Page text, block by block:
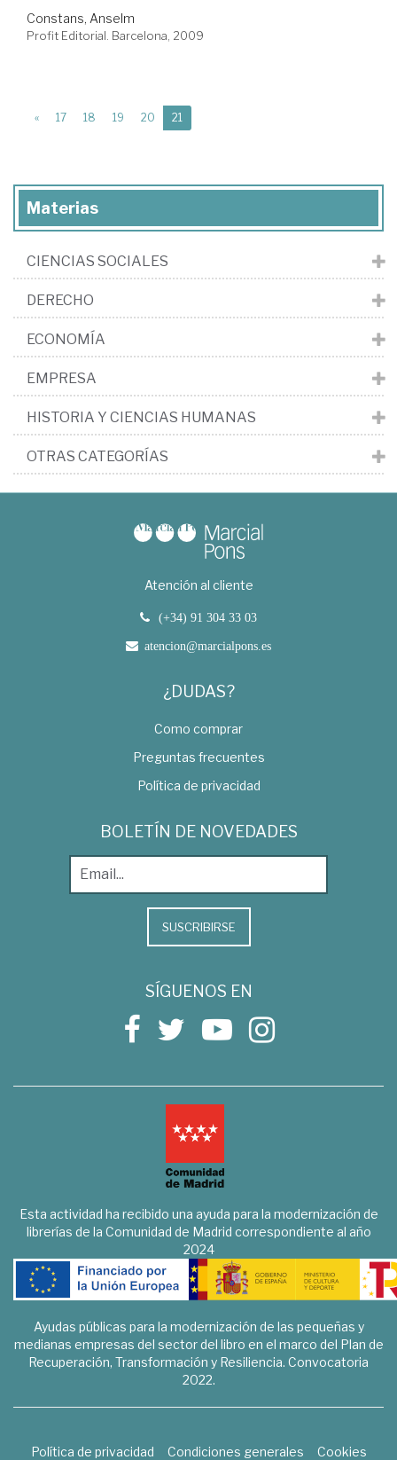
Constans, Anselm
Profit Editorial. Barcelona, 2009
« 17 18 19 20 21
Materias
CIENCIAS SOCIALES
DERECHO
ECONOMÍA
EMPRESA
HISTORIA Y CIENCIAS HUMANAS
OTRAS CATEGORÍAS
Atención al cliente
(+34) 91 304 33 03
atencion@marcialpons.es
¿DUDAS?
Como comprar
Preguntas frecuentes
Política de privacidad
BOLETÍN DE NOVEDADES
SUSCRIBIRSE
SÍGUENOS EN
Esta actividad ha recibido una ayuda para la modernización de
librerías de la Comunidad de Madrid correspondiente al año
2024
Ayudas públicas para la modernización de las pequeñas y
medianas empresas del sector del libro en el marco del Plan de
Recuperación, Transformación y Resiliencia. Convocatoria
2022.
Política de privacidad Condiciones generales
Cookies